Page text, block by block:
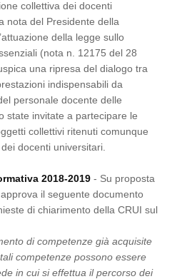
collettiva dei docenti
nota del Presidente della
della legge sullo
(nota n. 12175 del 28
una ripresa del dialogo tra
indispensabili da
personale docente delle
state invitate a partecipare le
collettivi ritenuti comunque
docenti universitari.
2018-2019 - Su proposta
il seguente documento
di chiarimento della CRUI sul
di competenze già acquisite
competenze possono essere
in cui si effettua il percorso dei